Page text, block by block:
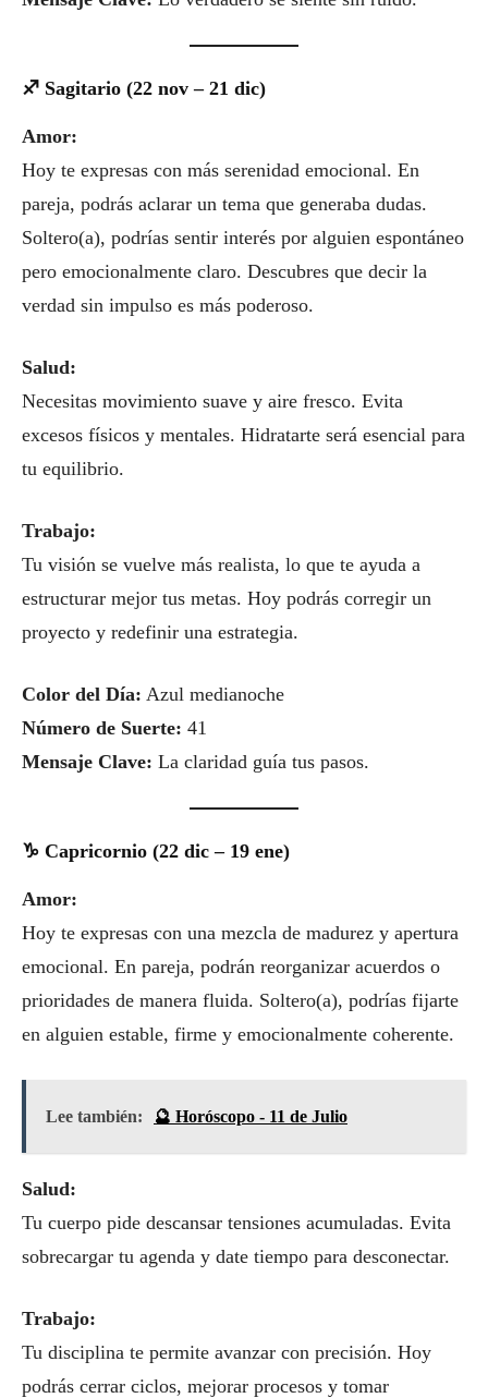
♐ Sagitario (22 nov – 21 dic)
Amor:
Hoy te expresas con más serenidad emocional. En
pareja, podrás aclarar un tema que generaba dudas.
Soltero(a), podrías sentir interés por alguien espontáneo
pero emocionalmente claro. Descubres que decir la
verdad sin impulso es más poderoso.
Salud:
Necesitas movimiento suave y aire fresco. Evita
excesos físicos y mentales. Hidratarte será esencial para
tu equilibrio.
Trabajo:
Tu visión se vuelve más realista, lo que te ayuda a
estructurar mejor tus metas. Hoy podrás corregir un
proyecto y redefinir una estrategia.
Color del Día: Azul medianoche
Número de Suerte: 41
Mensaje Clave: La claridad guía tus pasos.
♑ Capricornio (22 dic – 19 ene)
Amor:
Hoy te expresas con una mezcla de madurez y apertura
emocional. En pareja, podrán reorganizar acuerdos o
prioridades de manera fluida. Soltero(a), podrías fijarte
en alguien estable, firme y emocionalmente coherente.
Lee también: 🔮 Horóscopo - 11 de Julio
Salud:
Tu cuerpo pide descansar tensiones acumuladas. Evita
sobrecargar tu agenda y date tiempo para desconectar.
Trabajo:
Tu disciplina te permite avanzar con precisión. Hoy
podrás cerrar ciclos, mejorar procesos y tomar